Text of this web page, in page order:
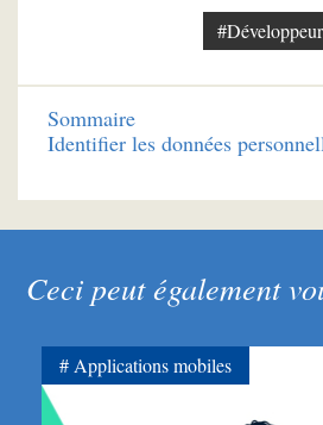
#Développeur
Sommaire
Identifier les données
Ceci peut également
Applications mobiles